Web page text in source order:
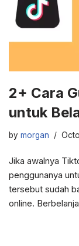
2+ Cara
untuk
by morgan
Jika awalnya
penggunanya
tersebut sudah
online.